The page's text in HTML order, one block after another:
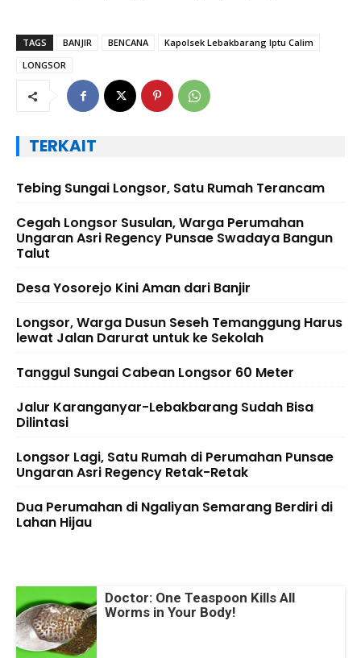
TAGS BANJIR BENCANA
Kapolsek Lebakbarang Iptu Calim
LONGSOR
TERKAIT
Tebing Sungai Longsor, Satu Rumah Terancam
Cegah Longsor Susulan, Warga Perumahan
Ungaran Asri Regency Punsae Swadaya Bangun
Talut
Desa Yosorejo Kini Aman dari Banjir
Longsor, Warga Dusun Seseh Temanggung Harus
lewat Jalan Darurat untuk ke Sekolah
Tanggul Sungai Cabean Longsor 60 Meter
Jalur Karanganyar-Lebakbarang Sudah Bisa
Dilintasi
Longsor Lagi, Satu Rumah di Perumahan Punsae
Ungaran Asri Regency Retak-Retak
Dua Perumahan di Ngaliyan Semarang Berdiri di
Lahan Hijau
Doctor: One Teaspoon Kills All
Worms in Your Body!